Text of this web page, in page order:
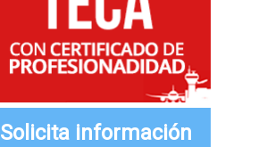
Solicita información